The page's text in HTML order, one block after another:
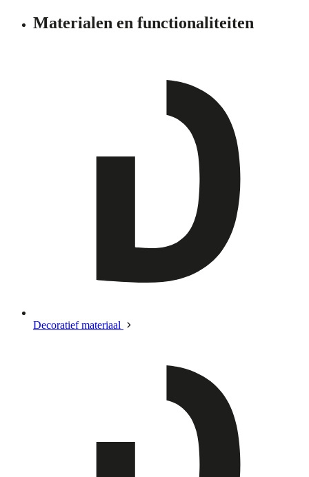
Materialen en functionaliteiten
Decoratief materiaal